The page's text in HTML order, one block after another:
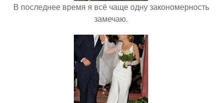
В последнее время я всё чаще одну закономерность
замечаю.